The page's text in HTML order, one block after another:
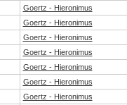
Goertz - Hieronimus
Goertz - Hieronimus
Goertz - Hieronimus
Goertz - Hieronimus
Goertz - Hieronimus
Goertz - Hieronimus
Goertz - Hieronimus